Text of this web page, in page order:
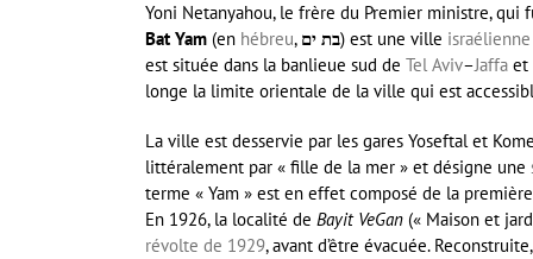
Yoni Netanyahou, le frère du Premier ministre,
Bat Yam (en hébreu, בת ים) est une ville israélienne
est située dans la banlieue sud de Tel Aviv–Jaffa et
longe la limite orientale de la ville qui est
La ville est desservie par les gares Yoseftal et
littéralement par « fille de la mer » et désigne une
terme « Yam » est en effet composé de la
En 1926, la localité de Bayit VeGan (« Maison et
révolte de 1929, avant d’être évacuée.